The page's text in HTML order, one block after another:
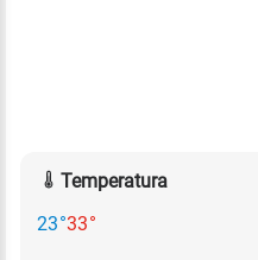
Temperatura
23°33°